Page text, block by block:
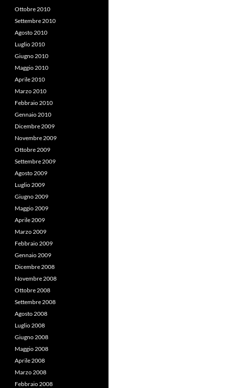
Ottobre 2010
Settembre 2010
Agosto 2010
Luglio 2010
Giugno 2010
Maggio 2010
Aprile 2010
Marzo 2010
Febbraio 2010
Gennaio 2010
Dicembre 2009
Novembre 2009
Ottobre 2009
Settembre 2009
Agosto 2009
Luglio 2009
Giugno 2009
Maggio 2009
Aprile 2009
Marzo 2009
Febbraio 2009
Gennaio 2009
Dicembre 2008
Novembre 2008
Ottobre 2008
Settembre 2008
Agosto 2008
Luglio 2008
Giugno 2008
Maggio 2008
Aprile 2008
Marzo 2008
Febbraio 2008